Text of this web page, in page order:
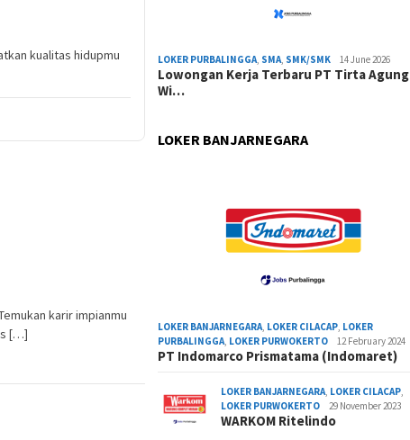
kualitas hidupmu
karir impianmu
[…]
LOKER PURBALINGGA SMA SMK/SMK 14 June 2026
Lowongan Kerja Terbaru PT Tirta Agung
Wi…
LOKER BANJARNEGARA
LOKER BANJARNEGARA LOKER CILACAP LOKER
PURBALINGGA LOKER PURWOKERTO 12 February 2024
PT Indomarco Prismatama (Indomaret)
LOKER BANJARNEGARA LOKER CILACAP
LOKER PURWOKERTO
29 November 2023
WARKOM Ritelindo